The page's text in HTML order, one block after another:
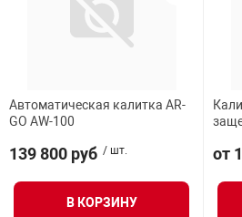
информации
техника
Автоматическая калитка AR-
GO AW-100
139 800 руб / шт.
В КОРЗИНУ
от